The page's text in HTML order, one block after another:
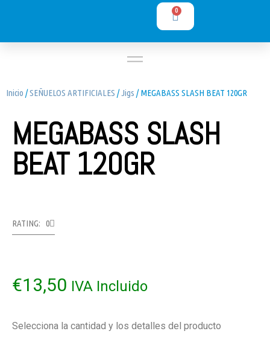
0
Inicio /SEÑUELOS ARTIFICIALES /Jigs / MEGABASS SLASH BEAT 120GR
MEGABASS SLASH
BEAT 120GR
RATING: 0
€13,50 IVA Incluido
Selecciona la cantidad y los detalles del producto